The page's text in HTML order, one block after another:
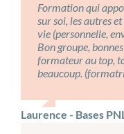
Formation qui
sur soi, les autres
vie (personnelle,
Bon groupe,
formateur au top,
beaucoup.
Laurence - Bases